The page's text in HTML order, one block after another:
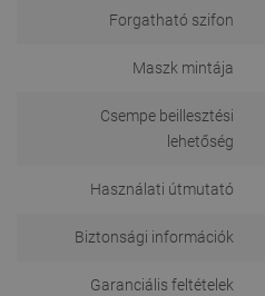
Forgatható szifon
Maszk mintája
Csempe beillesztési
lehetőség
Használati útmutató
Biztonsági információk
Garanciális feltételek